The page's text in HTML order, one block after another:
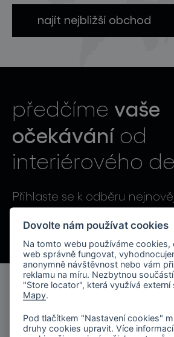
projekty
produkty
projekty
o značce
najít nejbližší obchod
předčíme vaše
očekáváníod
interiérového
Přihlaste se k odběru
Odesláním souhlasíte se zpracováním
produkty
kolekce svítidel
Dovolte nám používat cookies
Na tomto webu používáme cookies,
web správně fungovat,
anonymně návštěvnost nebo vám
reklamu na míru. Nezbytnou
"Store locator", která využívá externí
Mapy.
Pod tlačítkem "Nastavení cookies"
druhy cookies upravit. Více